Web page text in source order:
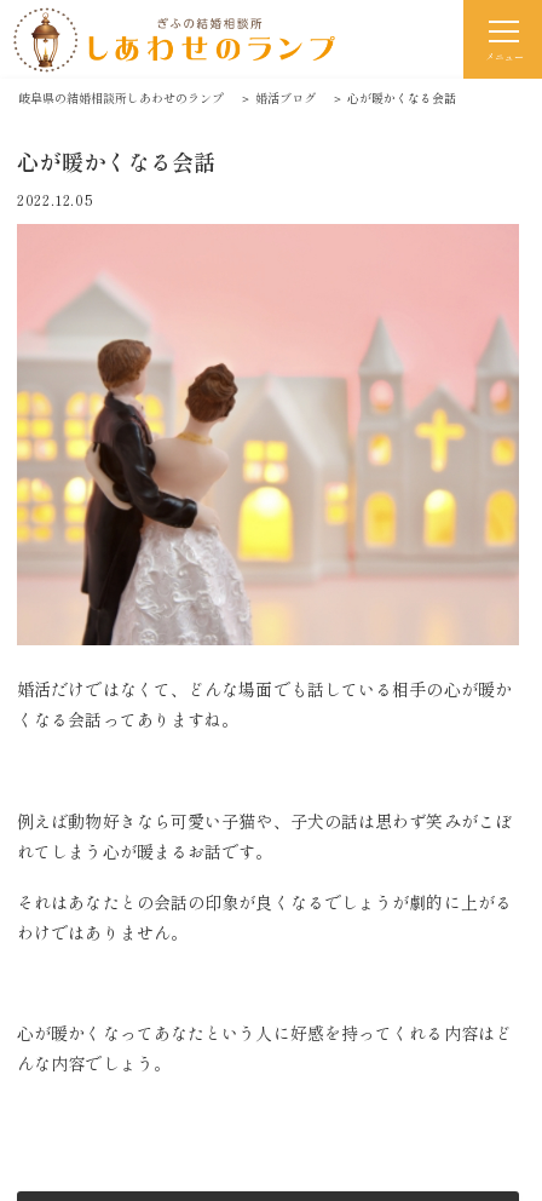
メニュー
岐阜県の結婚相談所しあわせのランプ ＞ 婚活ブログ ＞ 心が暖かくなる会話
心が暖かくなる会話
2022.12.05
婚活だけではなくて、どんな場面でも話している相手の心が暖か
くなる会話ってありますね。
例えば動物好きなら可愛い子猫や、子犬の話は思わず笑みがこぼ
れてしまう心が暖まるお話です。
それはあなたとの会話の印象が良くなるでしょうが劇的に上がる
わけではありません。
心が暖かくなってあなたという人に好感を持ってくれる内容はど
んな内容でしょう。